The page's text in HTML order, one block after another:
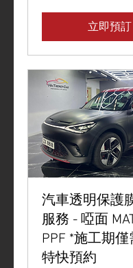
起
立即預訂
汽車透明保護
服務 - 啞面
PPF *施工期
特快預約